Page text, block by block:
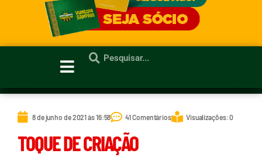
8 de junho de 2021 às 16:58 41 Comentários Visualizações: 0
TOQUE DE CRIAÇÃO